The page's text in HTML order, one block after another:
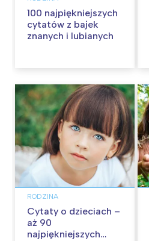
100 najpiękniejszych
cytatów z bajek
znanych i lubianych
RODZINA
Cytaty o dzieciach –
aż 90
najpiękniejszych